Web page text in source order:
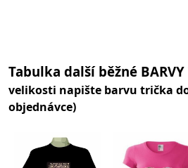
Tabulka další běžné BARVY
velikosti napište barvu trička
objednávce)